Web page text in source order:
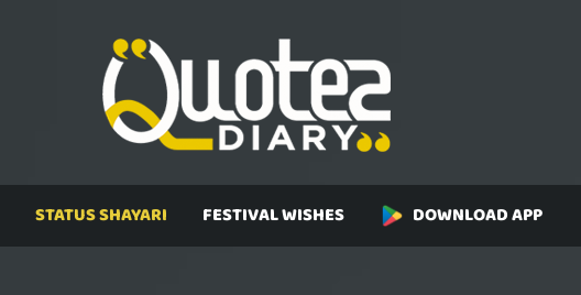
STATUS SHAYARI FESTIVAL WISHES DOWNLOAD APP